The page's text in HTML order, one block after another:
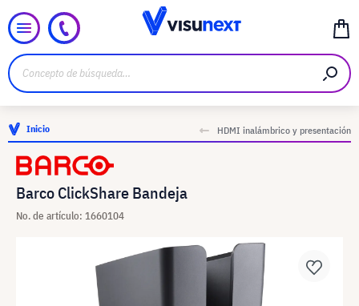
Inicio HDMI inalámbrico y presentación
Barco ClickShare Bandeja
No. de artículo: 1660104